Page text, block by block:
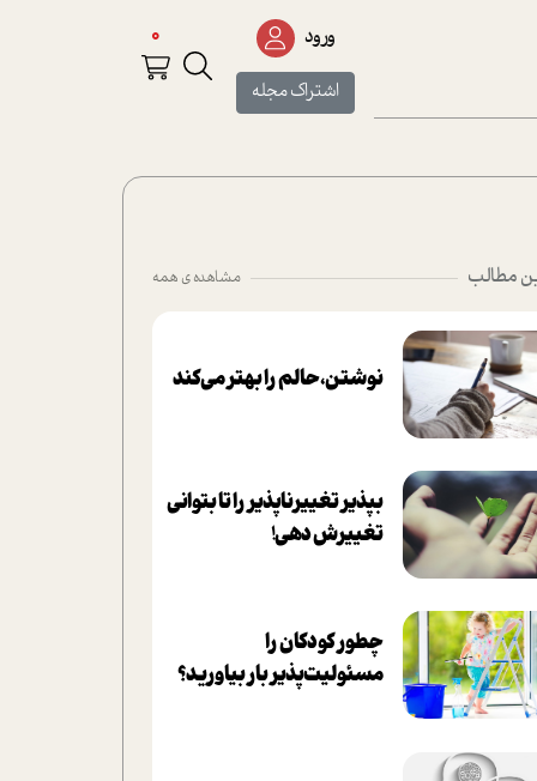
ورود
اشتراک مجله
0
مطالب مشاهده ی همه
نوشتن، حالم را بهتر می‌کند
بپذير تغييرناپذير را تا بتواني
تغييرش دهي!‏
چطور کودکان را
مسئولیت‌پذیر بار بیاورید؟